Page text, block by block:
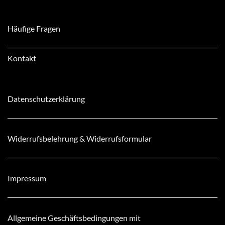
Häufige Fragen
Kontakt
Datenschutzerklärung
Widerrufsbelehrung & Widerrufsformular
Impressum
Allgemeine Geschäftsbedingungen mit